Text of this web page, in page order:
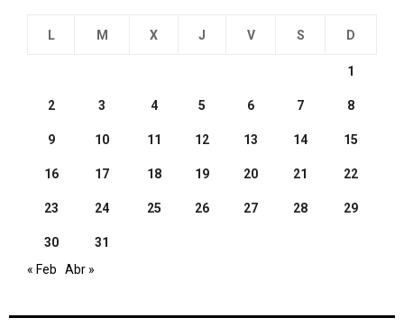
L M X J V S D
1
2 3 4 5 6 7 8
9 10 11 12 13 14 15
16 17 18 19 20 21 22
23 24 25 26 27 28 29
30
31
« Feb
Abr »